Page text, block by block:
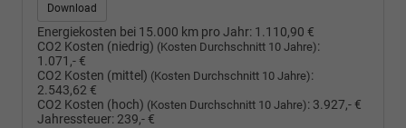
Download
Energiekosten bei 15.000 km pro Jahr: 1.110,90 €
CO2 Kosten (niedrig) (Kosten Durchschnitt 10 Jahre):
1.071,- €
CO2 Kosten (mittel) (Kosten Durchschnitt 10 Jahre):
2.543,62 €
CO2 Kosten (hoch) (Kosten Durchschnitt 10 Jahre): 3.927,- €
Jahressteuer: 239,- €